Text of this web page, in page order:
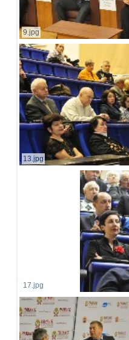
9.jpg
13.jpg
17.jpg